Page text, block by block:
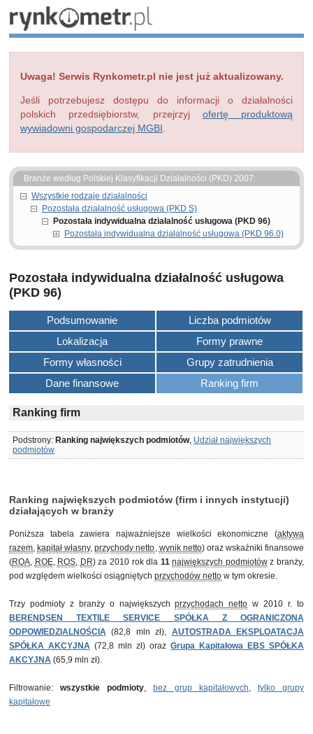
Uwaga! Serwis Rynkometr.pl nie jest już aktualizowany.
Jeśli potrzebujesz dostępu do informacji o działalności
polskich przedsiębiorstw, przejrzyj ofertę produktową
wywiadowni gospodarczej MGBI
Branże według Polskiej Klasyfikacji Działalności (PKD) 2007:
Wszystkie rodzaje działalności
Pozostała działalność usługowa (PKD S)
Pozostała indywidualna działalność usługowa (PKD 96)
Pozostała indywidualna działalność usługowa (PKD 96.0)
Pozostała indywidualna działalność usługowa
(PKD 96)
Podsumowanie
Liczba podmiotów
Lokalizacja
Formy prawne
Formy własności
Grupy zatrudnienia
Dane finansowe
Ranking firm
Ranking firm
Podstrony: Ranking największych podmiotów, Udział największych
podmiotów
Ranking największych podmiotów (firm i innych instytucji)
działających w branży
Poniższa tabela zawiera najważniejsze wielkości ekonomiczne (aktywa
razem, kapitał własny,przychody netto, wynik netto) oraz wskaźniki finansowe
(ROA, ROE, ROS, DR) za 2010 rok dla 11 największych podmiotówz branży,
pod względem wielkości osiągniętych przychodów netto w tym okresie.
Trzy podmioty z branży o największychprzychodach netto w 2010 r. to
BERENDSEN TEXTILE SERVICE SPÓŁKA Z OGRANICZONĄ
ODPOWIEDZIALNOŚCIĄ (82,8 mln zł), AUTOSTRADA EKSPLOATACJA
SPÓŁKA AKCYJNA (72,8 mln zł) oraz Grupa Kapitałowa EBS SPÓŁKA
AKCYJNA (65,9 mln zł).
Filtrowanie:wszystkie podmioty, bez grup kapitałowych, tylko grupy
kapitałowe